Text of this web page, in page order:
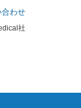
合わせ
社